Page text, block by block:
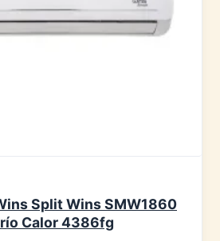
Split Wins SMW1860
Calor 4386fg